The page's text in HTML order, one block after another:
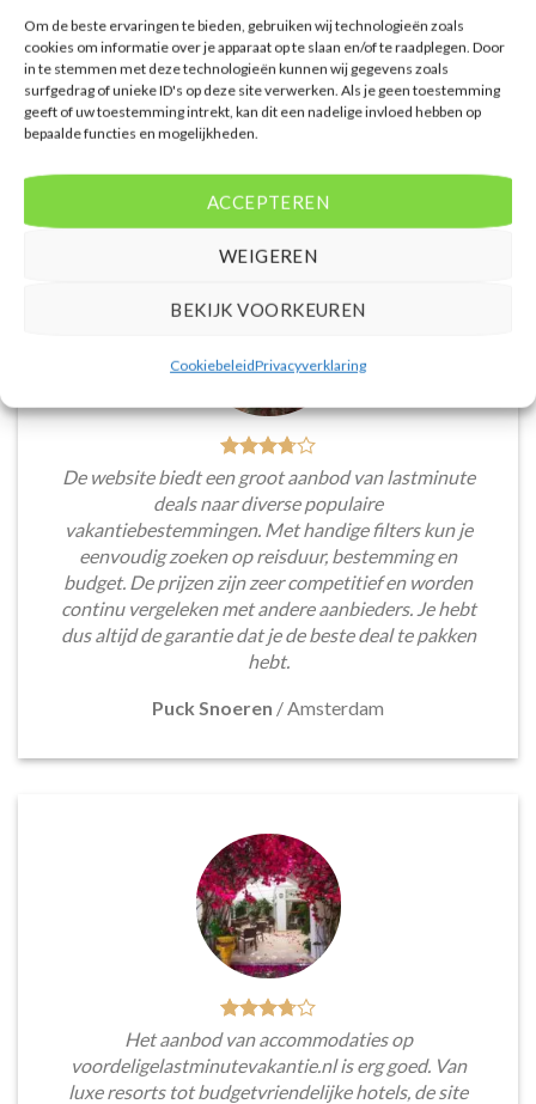
Om de beste ervaringen te bieden, gebruiken wij technologieën zoals
cookies om informatie over je apparaat op te slaan en/of te raadplegen. Door
in te stemmen met deze technologieën kunnen wij gegevens zoals
surfgedrag of unieke ID's op deze site verwerken. Als je geen toestemming
geeft of uw toestemming intrekt, kan dit een nadelige invloed hebben op
bepaalde functies en mogelijkheden.
ACCEPTEREN
WEIGEREN
BEKIJK VOORKEUREN
CookiebeleidPrivacyverklaring
PRIJZEN EN BOEKEN PRIJZEN EN BOEKEN
WAT ZE OVER ONS ZEGGEN
De website biedt een groot aanbod van lastminute
deals naar diverse populaire
vakantiebestemmingen. Met handige filters kun je
eenvoudig zoeken op reisduur, bestemming en
budget. De prijzen zijn zeer competitief en worden
continu vergeleken met andere aanbieders. Je hebt
dus altijd de garantie dat je de beste deal te pakken
hebt.
Puck Snoeren / Amsterdam
Het aanbod van accommodaties op
voordeligelastminutevakantie.nl is erg goed. Van
luxe resorts tot budgetvriendelijke hotels, de site